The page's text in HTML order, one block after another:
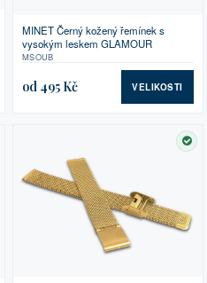
MINET Černý kožený řemínek s
vysokým leskem GLAMOUR
MSOUB
od 495 Kč VELIKOSTI